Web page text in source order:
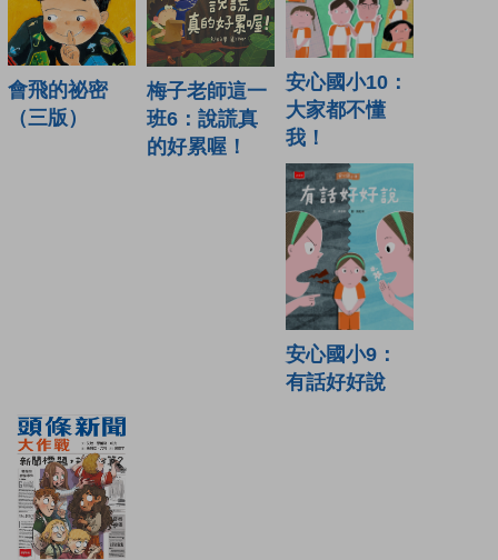
會飛的祕密
（三版）
梅子老師這一
班6：說謊真
的好累喔！
安心國小10：
大家都不懂
我！
安心國小9：
有話好好說